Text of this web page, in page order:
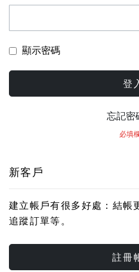
顯示密碼
登
忘記密
新客戶
建立帳戶有很多好處：結帳
追蹤訂單等。
註冊